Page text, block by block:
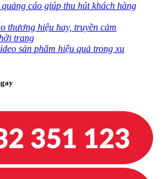
cáo giúp thu hút khách hàng
thương hiệu hay, truyền cảm
trang
sản phẩm hiệu quả trong xu